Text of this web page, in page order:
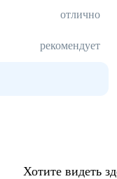
отлично
рекомендует
Хотите видеть